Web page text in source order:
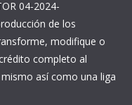
04-2024-
de los
modifique o
completo al
así como una liga